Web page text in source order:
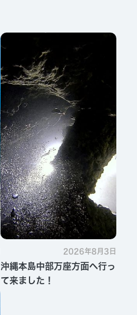
2026年8月3日
沖縄本島中部万座方面へ行っ
て来ました！